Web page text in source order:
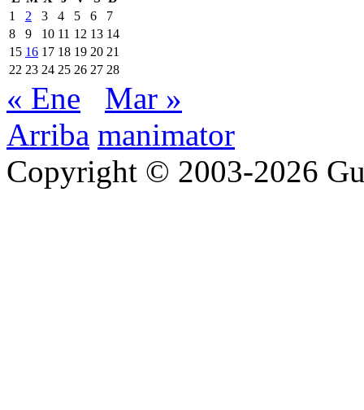
1
2 3 4 5 6
7
8
9 10 11 12 13 14
15 16 17 18 19 20 21
22 23 24 25 26 27 28
« Ene
Mar »
Arriba manimator
Copyright © 2003-2026